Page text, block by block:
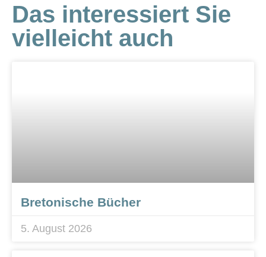
Das interessiert Sie
vielleicht auch
Bretonische Bücher
5. August 2026